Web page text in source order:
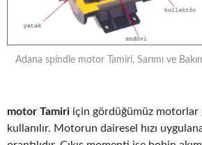
Adana spindle motor Tamiri, Sarımı ve
motor Tamiri için gördüğümüz motorlar
kullanılır. Motorun dairesel hızı